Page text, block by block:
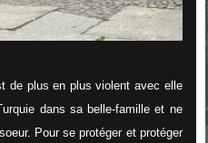
de plus en plus violent avec elle
dans sa belle-famille et ne
Pour se protéger et protéger